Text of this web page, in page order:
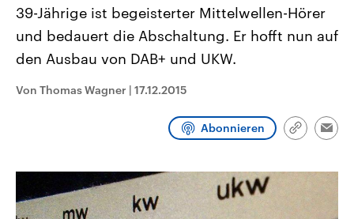
Landtagswahl Sachsen-Anhalt
2026
Alle Informationen
Sachsen-Anhalt wählt am 6.
September 2026 einen neuen
Bundesland von einer Koalition aus
CDU, SPD und FDP regiert.-
Wahlprogramme, aktuelle Berichte
und Hintergründe zu den Parteien
USA
Aktuelle Beiträge,
Hintergründe
Wirtschaftlich und
gehören die Vereinigten
Programm Podcasts
Audio-Archiv
39-Jährige ist begeisterter Mittelwellen-Hörer
und bedauert die Abschaltung. Er hofft nun auf
den Ausbau von DAB+ und UKW.
Von Thomas Wagner | 17.12.2015
Abonnieren
Link